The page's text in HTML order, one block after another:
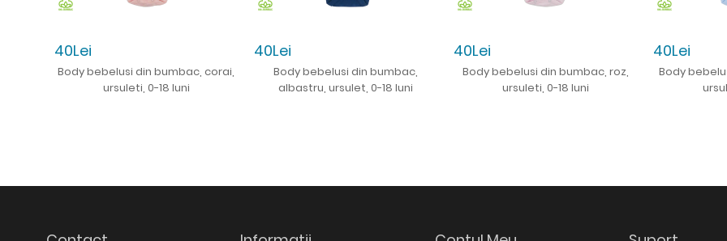
40Lei
Body bebelusi din bumbac, corai,
ursuleti, 0-18 luni
40Lei
Body bebelusi din bumbac,
albastru, ursulet, 0-18 luni
40Lei
Body bebelusi din bumbac, roz,
ursuleti, 0-18 luni
40Lei
Body